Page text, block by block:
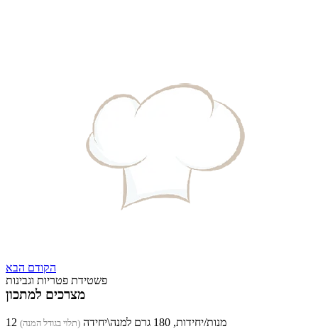
הקודם הבא
פשטידת פטריות וגבינות
מצרכים למתכון
12 מנות/יחידות, 180 גרם למנה\יחידה (תלוי בגודל המנה)